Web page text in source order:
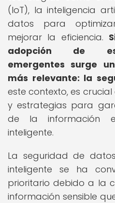
(IoT), la inteligencia
datos para
mejorar la eficiencia.
adopción de
emergentes surge
más relevante: la
este contexto, es
y estrategias para
de la información
inteligente.
La seguridad de
inteligente se ha
prioritario debido a la
información sensible